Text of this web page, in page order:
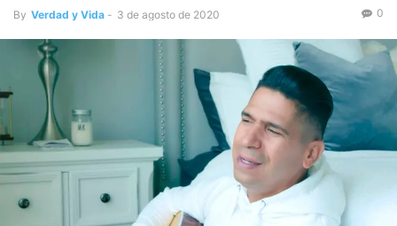
By Verdad y Vida - 3 de agosto de 2020 0